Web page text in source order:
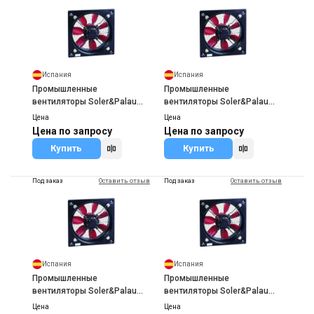
Испания
Промышленные
вентиляторы Soler&Palau
HCFT/4-250/H
Цена
Цена по запросу
Купить
Испания
Промышленные
вентиляторы Soler&Palau
HCFT/4-315/H
Цена
Цена по запросу
Купить
Под заказ Оставить отзыв
Испания
Промышленные
вентиляторы Soler&Palau
HCFT/4-355/H
Цена
Под заказ Оставить отзыв
Испания
Промышленные
вентиляторы Soler&Palau
HCFT/4-400/H
Цена